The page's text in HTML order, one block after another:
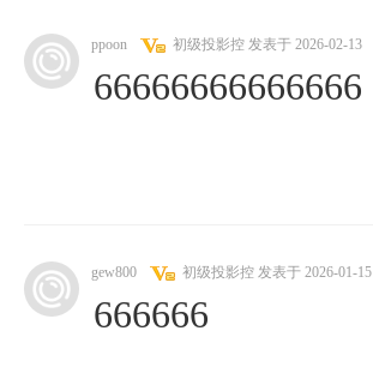
ppoon 初级投影控 发表于 2026-02-13
66666666666666
gew800 初级投影控 发表于 2026-01-15
666666